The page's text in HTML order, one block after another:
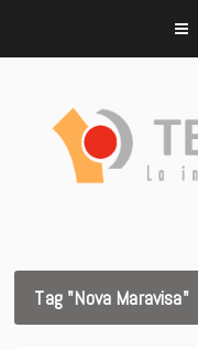
Tag "Nova Maravisa"